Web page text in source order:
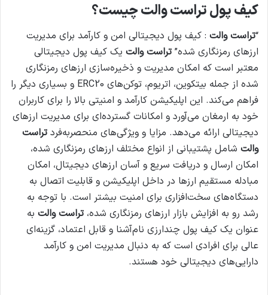
کیف پول تراست والت چیست؟
“تراست والت : کیف پول دیجیتالی امن و کارآمد برای مدیریت
ارزهای رمزنگاری شده” تراست والت یک کیف پول دیجیتالی
معتبر است که امکان مدیریت و ذخیره‌سازی ارزهای رمزنگاری
شده از جمله بیتکوین، اتریوم، توکن‌های ERC20 و بسیاری دیگر را
فراهم می‌کند. این اپلیکیشن کارآمد و امنیتی بالا را برای کاربران
خود به ارمغان می‌آورد و امکانات گسترده‌ای برای مدیریت ارزهای
دیجیتالی ارائه می‌دهد. مزایا و ویژگی‌های منحصربه‌فردتراست
والت شامل پشتیبانی از انواع مختلف ارزهای رمزنگاری شده،
امکان ارسال و دریافت سریع و آسان ارزهای دیجیتال، امکان
مبادله مستقیم ارزها در داخل اپلیکیشن و قابلیت اتصال به
دستگاه‌های سخت‌افزاری برای امنیت بیشتر است. با توجه به
رشد رو به افزایش بازار ارزهای رمزنگاری شده،تراست والت به
عنوان یک کیف پول چندارزی نام‌آشنا و قابل اعتماد، گزینه‌ای
عالی برای افرادی است که به دنبال مدیریت امن و کارآمد
دارایی‌های دیجیتالی خود هستند.